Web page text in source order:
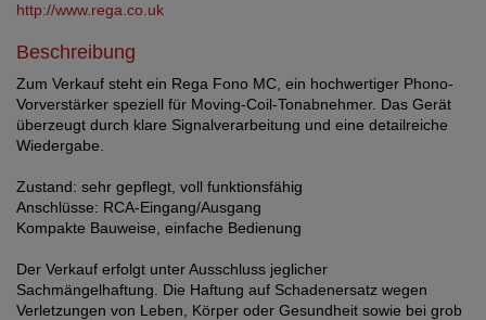
http://www.rega.co.uk
Beschreibung
Zum Verkauf steht ein Rega Fono MC, ein hochwertiger Phono-
Vorverstärker speziell für Moving-Coil-Tonabnehmer. Das Gerät
überzeugt durch klare Signalverarbeitung und eine detailreiche
Wiedergabe.
Zustand: sehr gepflegt, voll funktionsfähig
Anschlüsse: RCA-Eingang/Ausgang
Kompakte Bauweise, einfache Bedienung
Der Verkauf erfolgt unter Ausschluss jeglicher
Sachmängelhaftung. Die Haftung auf Schadenersatz wegen
Verletzungen von Leben, Körper oder Gesundheit sowie bei grob